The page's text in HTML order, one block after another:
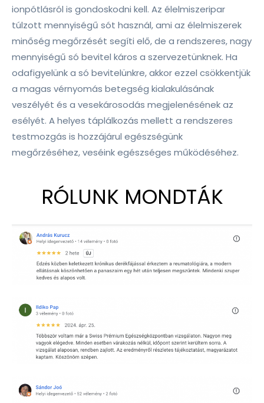
ionpótlásról is gondoskodni kell. Az élelmiszeripar
túlzott mennyiségű sót használ, ami az élelmiszerek
minőség megőrzését segíti elő, de a rendszeres, nagy
mennyiségű só bevitel káros a szervezetünknek. Ha
odafigyelünk a só bevitelünkre, akkor ezzel csökkentjük
a magas vérnyomás betegség kialakulásának
veszélyét és a vesekárosodás megjelenésének az
esélyét. A helyes táplálkozás mellett a rendszeres
testmozgás is hozzájárul egészségünk
megőrzéséhez, veséink egészséges működéséhez.
RÓLUNK MONDTÁK